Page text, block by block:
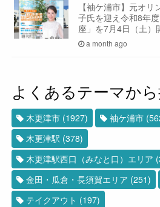
【袖ケ浦市】元オ
子氏を迎え令和8年
座」を7月4日（土）
a month ago
よくあるテーマか
木更津市 (1927) 袖ケ浦市
木更津駅 (378)
木更津駅西口（みなと口）エリア
金田・瓜倉・長須賀エリア (251)
テイクアウト (197)